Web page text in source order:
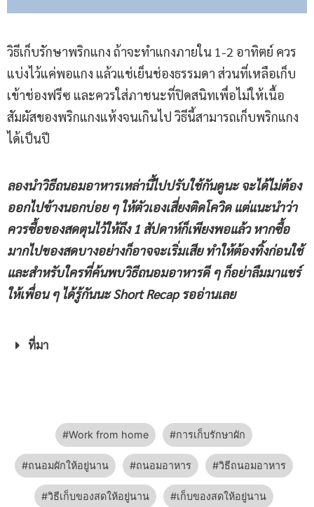
วิธีเก็บรักษาพริกแกง ถ้าจะทำแกงภายใน 1-2 อาทิตย์ ควร
แบ่งไว้แค่พอแกง แล้วแช่เย็นช่องธรรมดา ส่วนที่เหลือเก็บ
เข้าช่องฟรีซ และควรใส่ภาชนะที่ปิดสนิทเพื่อไม่ให้เนื้อ
สัมผัสของพริกแกงแห้งจนเกินไป วิธีนี้สามารถเก็บพริกแกง
ได้เป็นปี
ลองนำวิธีถนอมอาหารเหล่านี้ไปปรับใช้กันดูนะ จะได้ไม่ต้อง
ออกไปข้างนอกบ่อย ๆ ให้ตัวเองเสี่ยงติดโควิด แต่แนะนำว่า
ควรซื้อของสดตุนไว้ให้ถึง1 สัปดาห์ก็เพียงพอแล้ว หากซื้อ
มากไปของสดบางอย่างก็อาจจะเริ่มเสีย ทำให้ต้องทิ้งก่อนใช้
และสำหรับใครที่ค้นพบวิธีถนอมอาหารดี ๆ ก็อย่าลืมมาแชร์
ให้เพื่อน ๆ ได้รู้กันนะShort Recapรออ่านเลย
ที่มา
Work from home การเก็บรักษาผัก
ถนอมผักให้อยู่นาน ถนอมอาหาร วิธีถนอมอาหาร
วิธีเก็บของสดให้อยู่นาน เก็บของสดให้อยู่นาน